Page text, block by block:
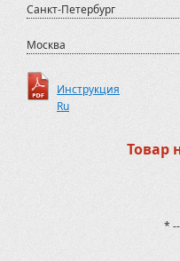
Санкт-Петербург
Москва
Инструкция
Ru
Товар
*